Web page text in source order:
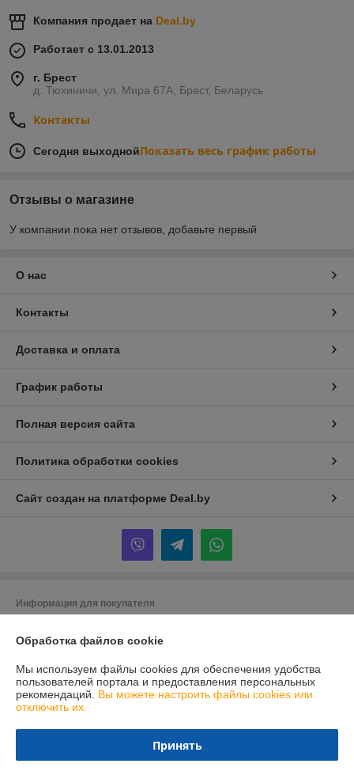
Компания продает на Deal.by
Работает с 13.01.2013
г. Брест
д. Тюхиничи, ул. Мира 67А, Брест, Беларусь
Контакты
Сегодня выходнойПоказать весь график работы
Отзывы о магазине
У компании пока нет отзывов, добавьте первый
О нас
Контакты
Доставка и оплата
График работы
Полная версия сайта
Политика обработки cookies
Сайт создан на платформе Deal.by
Информация для покупателя
д. Тюхиничи, ул. Мира 67А, Беларусь
Регистрационный номер ЕГР: 290296127
УНП: 290296127
комитет
Дата регистрации компании: 24.04.2003
Обработка файлов cookie
Мы используем файлы cookies для обеспечения удобства
пользователей портала и предоставления персональных
рекомендаций. Вы можете настроить файлы cookies или
отключить их.
Принять